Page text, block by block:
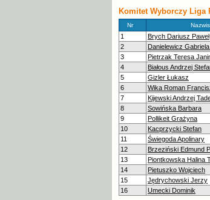
Komitet Wyborczy Liga
Nr
1 Brych Dariusz Paweł
2
Danielewicz
3
Pietrzak Teresa
4
Białous Andrzej
5
Gizler Łukasz
6
Wika Roman
7
Kijewski Andrzej
8
Sowińska Barbara
9
Pollikeit Grażyna
10
Kacprzycki Stefan
11
Świegoda Apolinary
12
Brzeziński Edmund
13
Piontkowska Halina
14
Pietuszko Wojciech
15
Jędrychowski Jerzy
16
Umecki Dominik